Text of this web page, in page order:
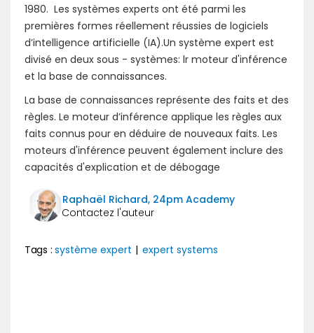
1980. Les systèmes experts ont été parmi les
premières formes réellement réussies de logiciels
d’intelligence artificielle (IA).Un système expert est
divisé en deux sous - systèmes: lr moteur d'inférence
et la base de connaissances.
La base de connaissances représente des faits et des
règles. Le moteur d’inférence applique les règles aux
faits connus pour en déduire de nouveaux faits. Les
moteurs d'inférence peuvent également inclure des
capacités d'explication et de débogage
Raphaël Richard, 24pm Academy
Tags : système expert | expert systems